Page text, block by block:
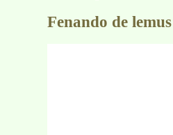
Fenando de lemus